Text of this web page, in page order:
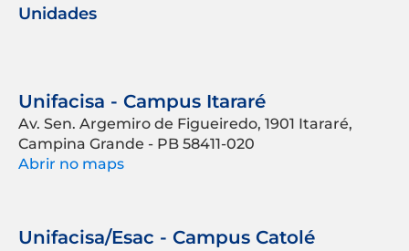
Unidades
Unifacisa - Campus Itararé
Av. Sen. Argemiro de Figueiredo, 1901 Itararé,
Campina Grande - PB 58411-020
Abrir no maps
Unifacisa/Esac - Campus Catolé